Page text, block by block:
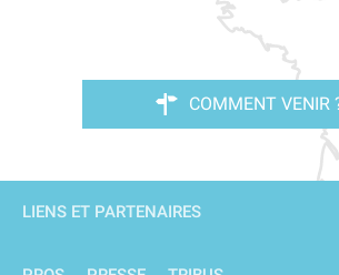
COMMENT VENIR
LIENS ET PARTENAIRES